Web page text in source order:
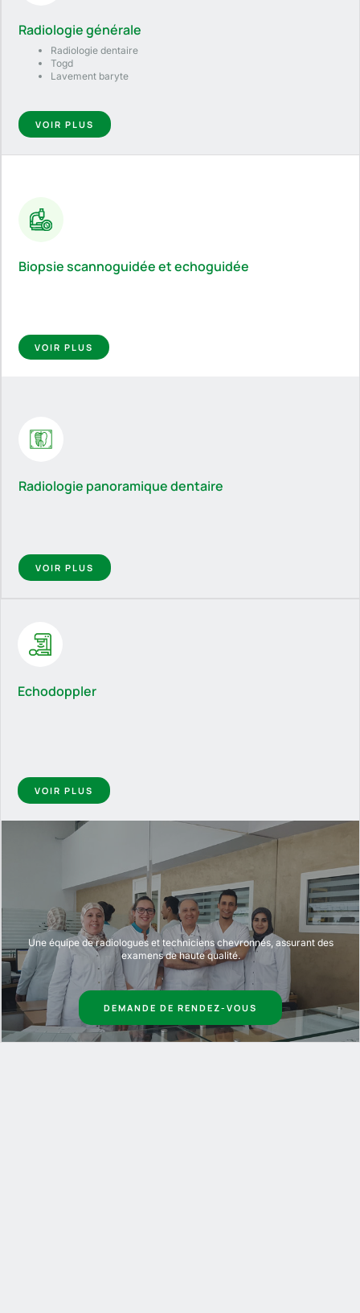
Radiologie générale
Radiologie dentaire
Togd
Lavement baryte
VOIR PLUS
Biopsie scannoguidée et echoguidée
VOIR PLUS
Radiologie panoramique dentaire
VOIR PLUS
Echodoppler
VOIR PLUS
Une équipe de radiologues et techniciens chevronnés, assurant des
examens de haute qualité.
DEMANDE DE RENDEZ-VOUS